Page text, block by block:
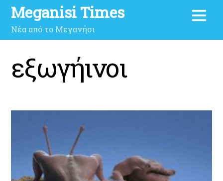
Meganisi Times
Νέα από το Μεγανήσι
εξωγήινοι